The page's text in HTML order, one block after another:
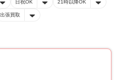
日祝OK 21時以降OK
出張買取